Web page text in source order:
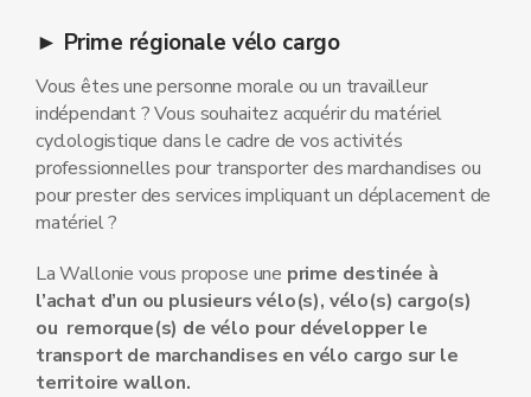
► Prime régionale vélo cargo
Vous êtes une personne morale ou un travailleur
indépendant ? Vous souhaitez acquérir du matériel
cyclologistique dans le cadre de vos activités
professionnelles pour transporter des marchandises ou
pour prester des services impliquant un déplacement de
matériel ?
La Wallonie vous propose une prime destinée à
l’achat d’un ou plusieurs vélo(s), vélo(s) cargo(s)
ou remorque(s) de vélo pour développer le
transport de marchandises en vélo cargo sur le
territoire wallon.